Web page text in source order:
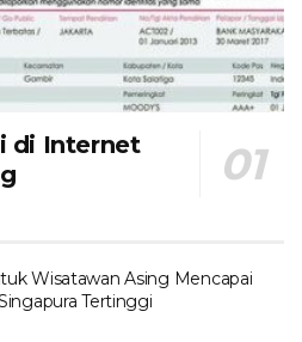
di Internet
Wisatawan Asing Mencapai
Tertinggi